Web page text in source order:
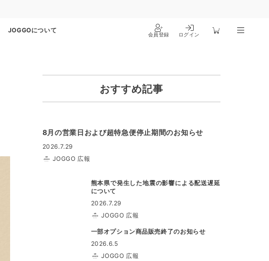
JOGGOについて
会員登録 ログイン
おすすめ記事
8月の営業日および超特急便停止期間のお知らせ
2026.7.29
JOGGO 広報
熊本県で発生した地震の影響による配送遅延
について
2026.7.29
JOGGO 広報
一部オプション商品販売終了のお知らせ
2026.6.5
JOGGO 広報